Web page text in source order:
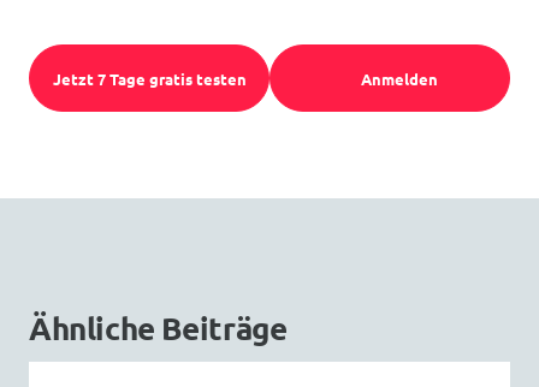
Jetzt 7 Tage gratis testen Anmelden
Ähnliche Beiträge